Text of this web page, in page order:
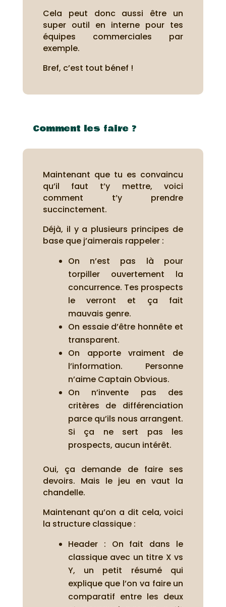
Cela peut donc aussi être un
super outil en interne pour tes
équipes commerciales par
exemple.
Bref, c’est tout bénef !
Comment les faire ?
Maintenant que tu es convaincu
qu’il faut t’y mettre, voici
comment t’y prendre
succinctement.
Déjà, il y a plusieurs principes de
base que j’aimerais rappeler :
On n’est pas là pour
torpiller ouvertement la
concurrence. Tes prospects
le verront et ça fait
mauvais genre.
On essaie d’être honnête et
transparent.
On apporte vraiment de
l’information. Personne
n’aime Captain Obvious.
On n’invente pas des
critères de différenciation
parce qu’ils nous arrangent.
Si ça ne sert pas les
prospects, aucun intérêt.
Oui, ça demande de faire ses
devoirs. Mais le jeu en vaut la
chandelle.
Maintenant qu’on a dit cela, voici
la structure classique :
Header : On fait dans le
classique avec un titre X vs
Y, un petit résumé qui
explique que l’on va faire un
comparatif entre les deux